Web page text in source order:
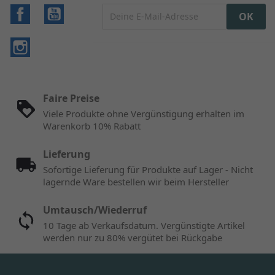
Facebook
Faire Preise
Viele Produkte ohne Vergünstigung erhalten im
Warenkorb 10% Rabatt
Lieferung
Sofortige Lieferung für Produkte auf Lager - Nicht
lagernde Ware bestellen wir beim Hersteller
Umtausch/Wiederruf
10 Tage ab Verkaufsdatum. Vergünstigte Artikel
werden nur zu 80% vergütet bei Rückgabe